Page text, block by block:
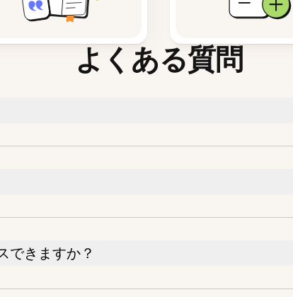
よくある質問
できますか？